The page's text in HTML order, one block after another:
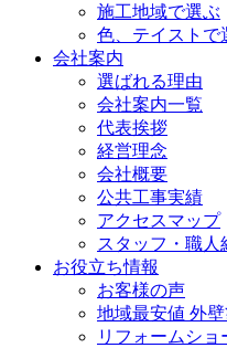
施工地域で選ぶ
色、テイストで
会社案内
選ばれる理由
会社案内一覧
代表挨拶
経営理念
会社概要
公共工事実績
アクセスマップ
スタッフ・職人
お役立ち情報
お客様の声
地域最安値 外
リフォームショ